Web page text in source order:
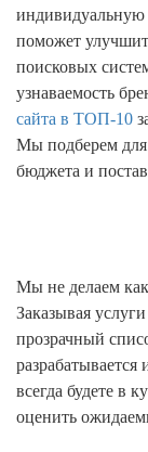
индивидуальную
поможет
поисковых
узнаваемость
сайта в ТОП-10
Мы подберем для
бюджета и
Мы не делаем
Заказывая
прозрачный
всегда будете в
оценить